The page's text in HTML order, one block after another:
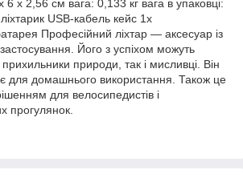
6 х 2,56 см вага: 0,133 кг вага в упаковці:
USB-кабель кейс 1x
Професійний ліхтар — аксесуар із
Його з успіхом можуть
природи, так і мисливці. Він
для домашнього використання. Також це
для велосипедистів і
прогулянок.